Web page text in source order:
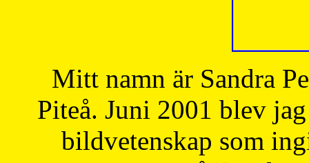
Mitt namn är Sandra
Piteå. Juni 2001 blev
bildvetenskap som